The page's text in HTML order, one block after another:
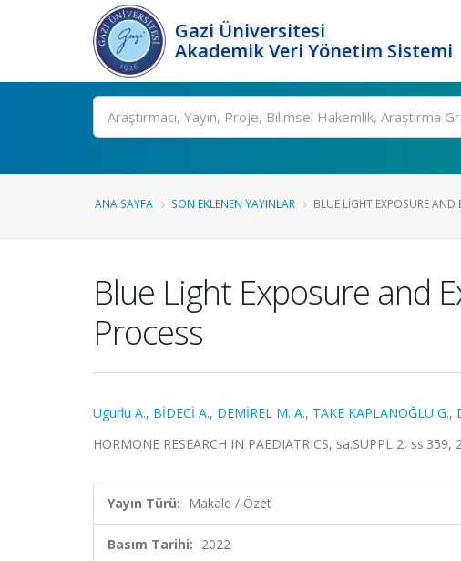
Gazi Üniversitesi
Akademik Veri Yönetim Sistemi
Ara
ANA SAYFA SON EKLENEN YAYINLAR BLUE LIGHT EXPOSURE AND
Blue Light Exposure and
Process
Ugurlu A., BİDECİ A., DEMİREL M. A., TAKE KAPLANOĞLU G.,
HORMONE RESEARCH IN PAEDIATRICS, sa.SUPPL 2,
Yayın Türü: Makale / Özet
Basım Tarihi: 2022